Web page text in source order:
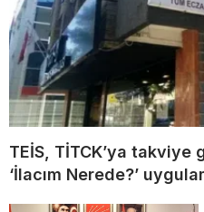
TEİS, TİTCK’ya takviye
‘İlacım Nerede?’